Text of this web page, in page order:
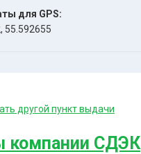
для GPS:
55.592655
другой пункт выдачи
компании СДЭК